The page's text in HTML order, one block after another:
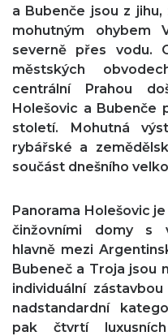
a Bubenče jsou z
mohutným ohybem
severně přes vodu.
městských
centrální Prahou
Holešovic a Bubenče
století. Mohutná
rybářské a
součást dnešního
Panorama Holešovic
činžovními domy s
hlavně mezi
Bubeneč a Troja jsou
individuální
nadstandardní
pak čtvrtí